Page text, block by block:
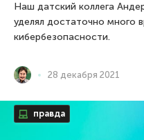
Наш датский коллега
уделял достаточно много
кибербезопасности.
28 декабря 2021
правда